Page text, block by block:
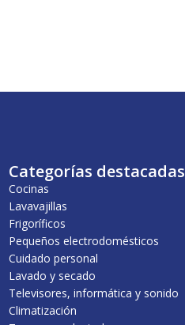
Categorías destacadas
Cocinas
Lavavajillas
Frigoríficos
Pequeños electrodomésticos
Cuidado personal
Lavado y secado
Televisores, informática y sonido
Climatización